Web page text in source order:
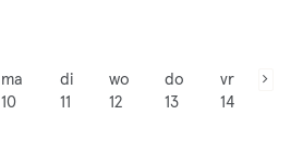
ma
10
di
11
wo
12
do
13
vr
14